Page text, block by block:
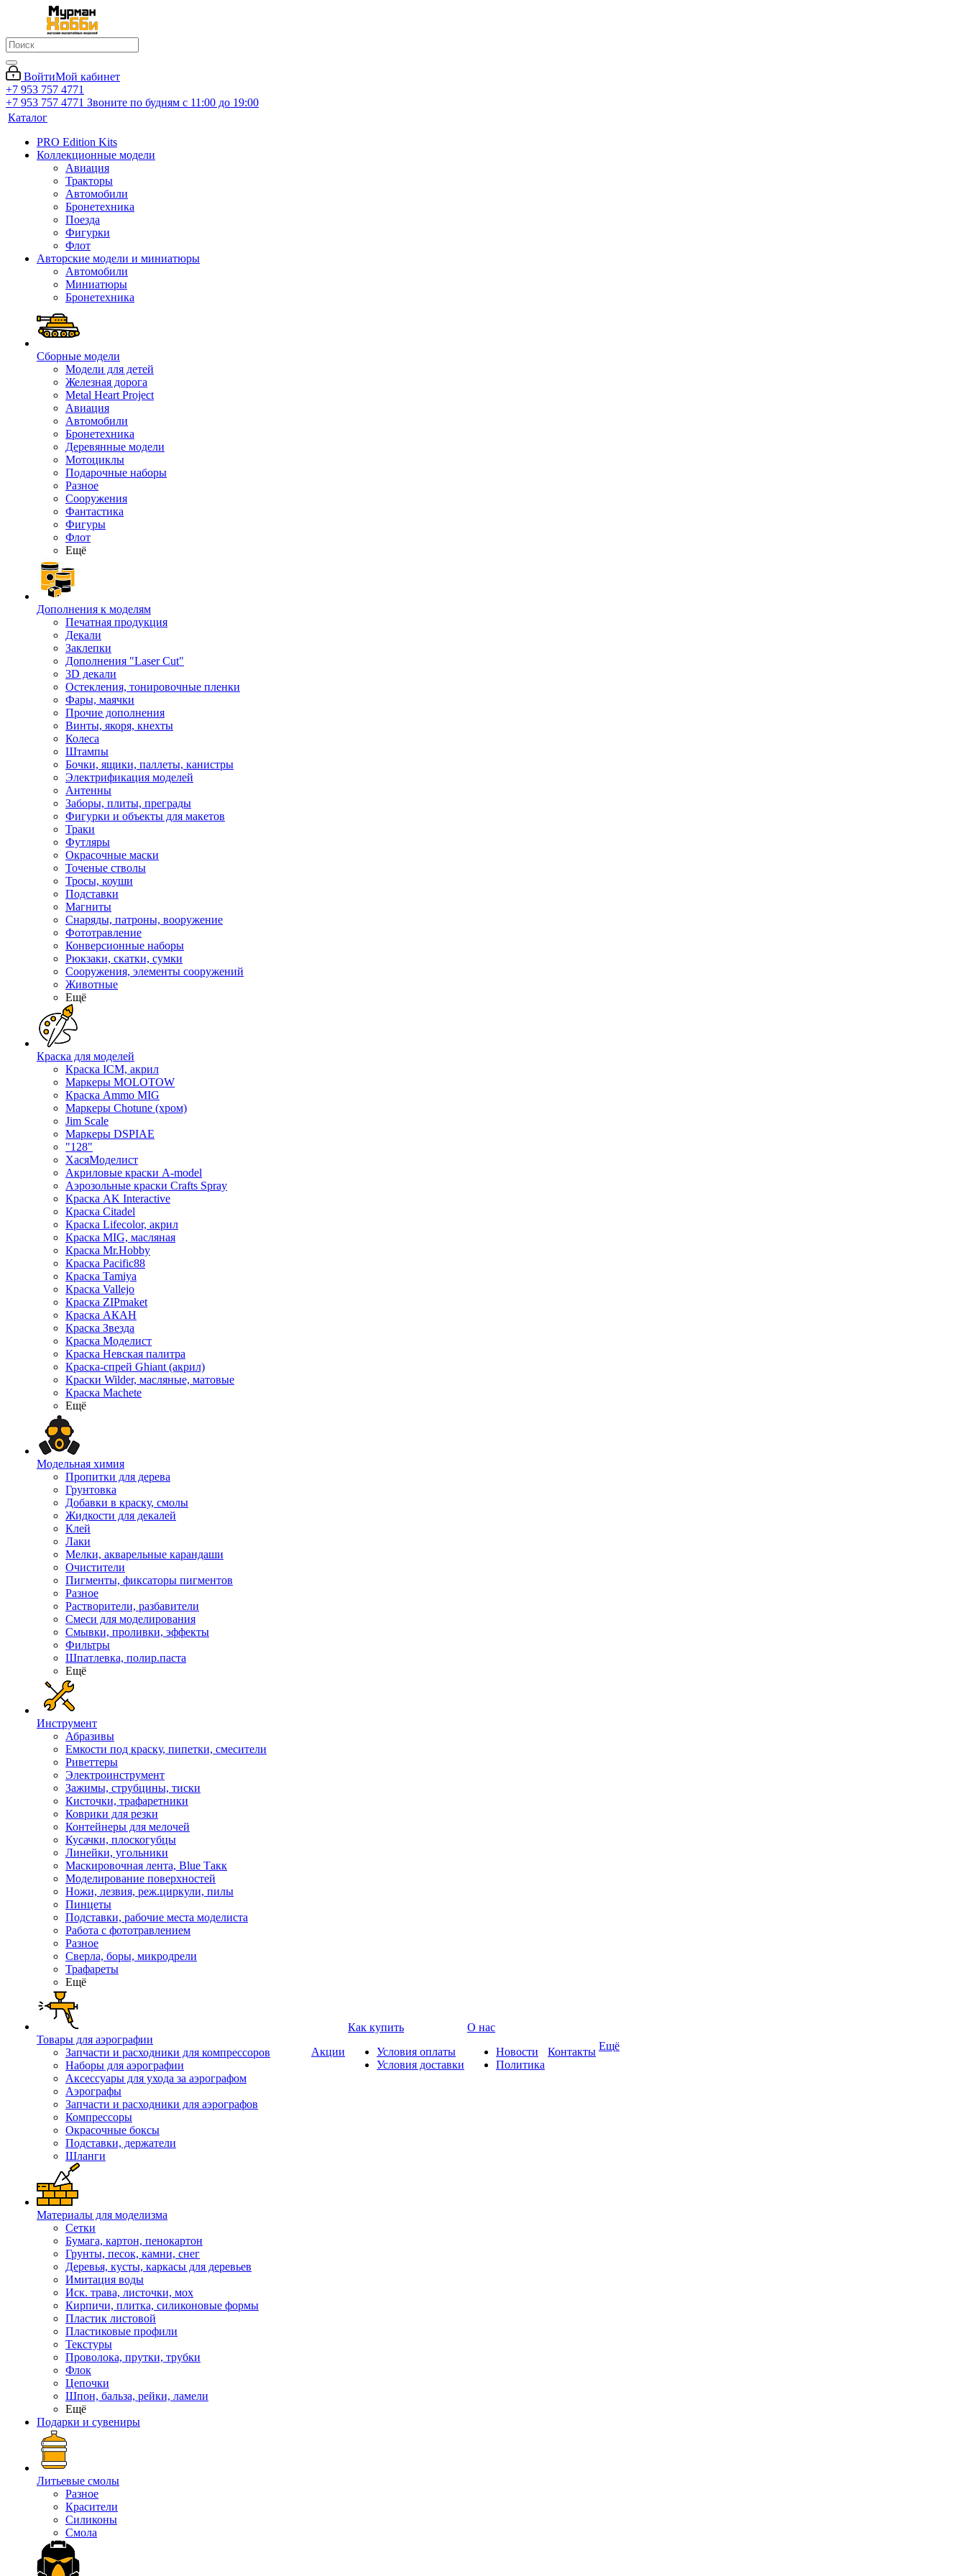
ВойтиМой кабинет
+7 953 757 4771
+7 953 757 4771 Звоните по будням с 11:00 до 19:00
Каталог
PRO Edition Kits
Коллекционные модели
Авиация
Тракторы
Автомобили
Бронетехника
Поезда
Фигурки
Флот
Авторские модели и миниатюры
Автомобили
Миниатюры
Бронетехника
Сборные модели
Модели для детей
Железная дорога
Metal Heart Project
Авиация
Автомобили
Бронетехника
Деревянные модели
Мотоциклы
Подарочные наборы
Разное
Сооружения
Фантастика
Фигуры
Флот
Ещё
Дополнения к моделям
Печатная продукция
Декали
Заклепки
Дополнения "Laser Cut"
3D декали
Остекления, тонировочные пленки
Фары, маячки
Прочие дополнения
Винты, якоря, кнехты
Колеса
Штампы
Бочки, ящики, паллеты, канистры
Электрификация моделей
Антенны
Заборы, плиты, преграды
Фигурки и объекты для макетов
Траки
Футляры
Окрасочные маски
Точеные стволы
Тросы, коуши
Подставки
Магниты
Снаряды, патроны, вооружение
Фототравление
Конверсионные наборы
Рюкзаки, скатки, сумки
Сооружения, элементы сооружений
Животные
Ещё
Краска для моделей
Краска ICM, акрил
Маркеры MOLOTOW
Краска Ammo MIG
Маркеры Chotune (хром)
Jim Scale
Маркеры DSPIAE
"128"
ХасяМоделист
Акриловые краски A-model
Аэрозольные краски Crafts Spray
Краска AK Interactive
Краска Citadel
Краска Lifecolor, акрил
Краска MIG, масляная
Краска Mr.Hobby
Краска Pacific88
Краска Tamiya
Краска Vallejo
Краска ZIPmaket
Краска АКАН
Краска Звезда
Краска Моделист
Краска Невская палитра
Краска-спрей Ghiant (акрил)
Краски Wilder, масляные, матовые
Краска Machete
Ещё
Модельная химия
Пропитки для дерева
Грунтовка
Добавки в краску, смолы
Жидкости для декалей
Клей
Лаки
Мелки, акварельные карандаши
Очистители
Пигменты, фиксаторы пигментов
Разное
Растворители, разбавители
Смеси для моделирования
Смывки, проливки, эффекты
Фильтры
Шпатлевка, полир.паста
Ещё
Инструмент
Абразивы
Емкости под краску, пипетки, смесители
Риветтеры
Электроинструмент
Зажимы, струбцины, тиски
Кисточки, трафаретники
Коврики для резки
Контейнеры для мелочей
Кусачки, плоскогубцы
Линейки, угольники
Маскировочная лента, Blue Такк
Моделирование поверхностей
Ножи, лезвия, реж.циркули, пилы
Пинцеты
Подставки, рабочие места моделиста
Работа с фототравлением
Разное
Сверла, боры, микродрели
Трафареты
Ещё
Товары для аэрографии
Запчасти и расходники для компрессоров
Наборы для аэрографии
Аксессуары для ухода за аэрографом
Аэрографы
Запчасти и расходники для аэрографов
Компрессоры
Окрасочные боксы
Подставки, держатели
Шланги
Материалы для моделизма
Сетки
Бумага, картон, пенокартон
Грунты, песок, камни, снег
Деревья, кусты, каркасы для деревьев
Имитация воды
Иск. трава, листочки, мох
Кирпичи, плитка, силиконовые формы
Пластик листовой
Пластиковые профили
Текстуры
Проволока, прутки, трубки
Флок
Цепочки
Шпон, бальза, рейки, ламели
Ещё
Подарки и сувениры
Литьевые смолы
Разное
Красители
Силиконы
Смола
Акции
Как купить
Условия оплаты
Условия доставки
О нас
Новости
Политика
Контакты Ещё